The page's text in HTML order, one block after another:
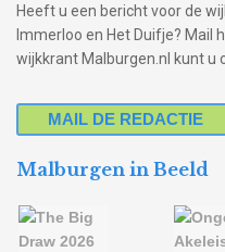
Heeft u een bericht voor de
Immerloo en Het Duifje? Mail
wijkkrant Malburgen.nl kunt u
MAIL DE REDACTIE
Malburgen in Beeld